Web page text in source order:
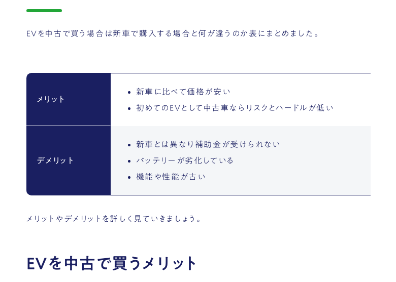
EVを中古で買う場合は新車で購入する場合と何が違うのか表にまとめました。
メリット
新車に比べて価格が安い
初めてのEVとして中古車ならリスクとハードルが低い
デメリット
新車とは異なり補助金が受けられない
バッテリーが劣化している
機能や性能が古い
メリットやデメリットを詳しく見ていきましょう。
EVを中古で買うメリット